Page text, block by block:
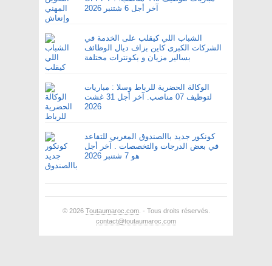
آخر أجل 6 شتنبر 2026
الشباب اللي كيقلب على الخدمة في
الشركات الكبرى كاين بزاف ديال الوظائف
بسالير مزيان و بكونترات مختلفة
الوكالة الحضرية للرباط وسلا : مباريات
لتوظيف 07 مناصب. آخر أجل 31 غشت
2026
كونكور جديد باالصندوق المغربي للتقاعد
في بعض الدرجات والتخصصات . آخر أجل
هو 7 شتنبر 2026
© 2026 Toutaumaroc.com. - Tous droits réservés.
contact@toutaumaroc.com